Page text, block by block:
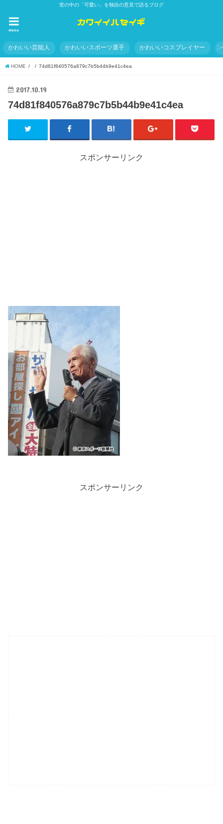
世の中の「可愛い」を独自の意見で語るブログ
menu
かわいい芸能人 かわいいスポーツ選手 かわいいコスプレイヤー
HOME 74d81f840576a879c7b5b44b9e41c4ea
2017.10.19
74d81f840576a879c7b5b44b9e41c4ea
スポンサーリンク
スポンサーリンク